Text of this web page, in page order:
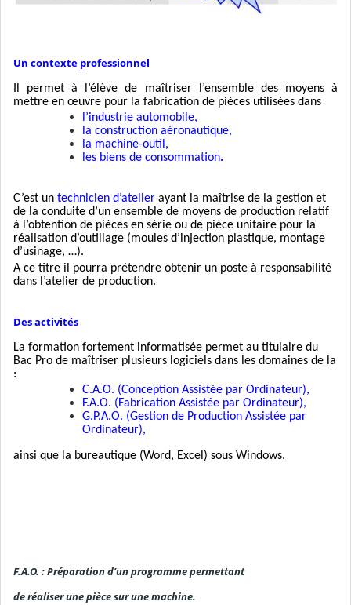
Un contexte professionnel
Il permet à l’élève de maîtriser l’ensemble des moyens à
mettre en œuvre pour la fabrication de pièces utilisées dans
l’industrie automobile,
la construction aéronautique,
la machine-outil,
les biens de consommation.
C’est un technicien d’atelier ayant la maîtrise de la gestion et
de la conduite d’un ensemble de moyens de production relatif
à l’obtention de pièces en série ou de pièce unitaire pour la
réalisation d’outillage (moules d’injection plastique, montage
d’usinage, …).
A ce titre il pourra prétendre obtenir un poste à responsabilité
dans l’atelier de production.
Des activités
La formation fortement informatisée permet au titulaire du
Bac Pro de maîtriser plusieurs logiciels dans les domaines de la
:
C.A.O. (Conception Assistée par Ordinateur),
F.A.O. (Fabrication Assistée par Ordinateur),
G.P.A.O. (Gestion de Production Assistée par
Ordinateur),
ainsi que la bureautique (Word, Excel) sous Windows.
F.A.O. : Préparation d’un programme permettant
de réaliser une pièce sur une machine.